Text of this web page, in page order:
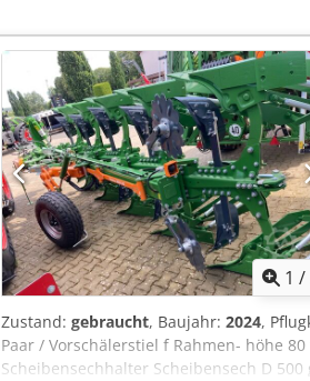
1 /
Zustand: gebraucht, Baujahr: 2024,
Paar / Vorschälerstiel f Rahmen- höhe
Scheibensechhalter Scheibensech D